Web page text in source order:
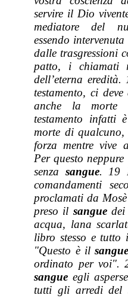
servire il Dio
mediatore del
essendo
dalle trasgressioni
patto, i chiamati
dell’eterna eredità.
testamento, ci deve
anche la morte
testamento infatti
morte di
forza mentre vive
Per questo
senza sangue. 19
comandamenti
proclamati da
preso il sanguedei
acqua, lana
libro stesso e
"Questo è ilsangue
ordinato per voi".
sangue egli
tutti gli arredi del